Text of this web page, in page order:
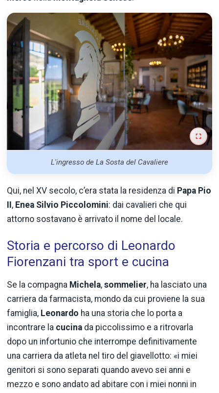
L'ingresso de La Sosta del Cavaliere
Qui, nel XV secolo, c’era stata la residenza di Papa Pio
II, Enea Silvio Piccolomini: dai cavalieri che qui
attorno sostavano è arrivato il nome del locale.
Storia e percorso di Leonardo
Fiorenzani tra sport e cucina
Se la compagna Michela, sommelier, ha lasciato una
carriera da farmacista, mondo da cui proviene la sua
famiglia, Leonardo ha una storia che lo porta a
incontrare la cucina da piccolissimo e a ritrovarla
dopo un infortunio che interrompe definitivamente
una carriera da atleta nel tiro del giavellotto: «i miei
genitori si sono separati quando avevo sei anni e
mezzo e sono andato ad abitare con i miei nonni in